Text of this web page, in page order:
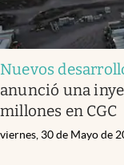
Nuevos
anunció una
millones en CGC
viernes, 30 de Mayo de